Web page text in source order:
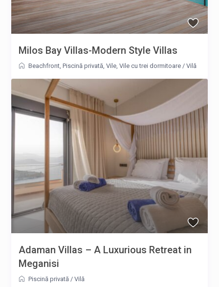
Milos Bay Villas-Modern Style Villas
Beachfront,Piscină privată,Vile,Vile cu trei dormitoare /Vilă
Adaman Villas – A Luxurious Retreat in
Meganisi
Piscină privată /Vilă